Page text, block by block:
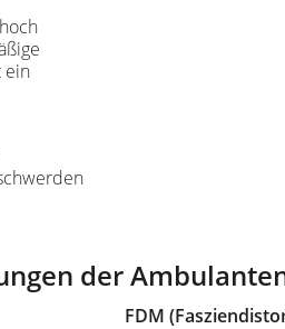
ein
der
FDM